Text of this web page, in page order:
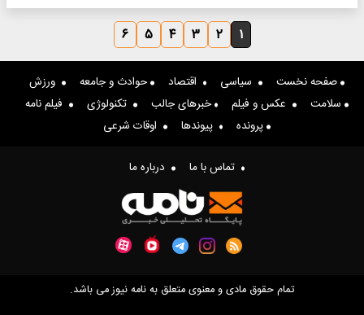
۱ ۲ ۳ ۴ ۵ ۶
صفحه نخست سیاسی اقتصاد حوادث و جامعه
ورزش
سلامت
عکس و فیلم خبرهای جالب تکنولوژی
فیلم نامه
پرونده
پیوندها اوقات شرعی
تماس با ما درباره ما
تمام حقوق مادی و معنوی متعلق به نامه نیوز می باشد.